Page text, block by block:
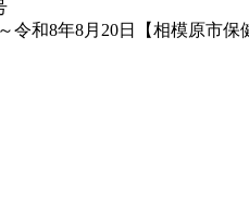
令和8年8月20日【相模原市保